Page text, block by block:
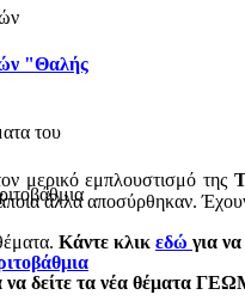
"Θαλής
του
μερικό εμπλουστισμό της
άλλα αποσύρθηκαν.
Κάντε κλικ εδώ για
να δείτε τα νέα θέματα